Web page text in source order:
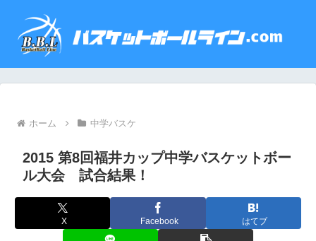
ホーム 中学バスケ
2015 第8回福井カップ中学バスケットボー
ル大会 試合結果！
X Facebook はてブ